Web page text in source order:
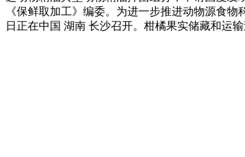
《保鲜取加工》编委。为进一步推进动物源食
日正在中国 湖南 长沙召开。柑橘果实储藏和运